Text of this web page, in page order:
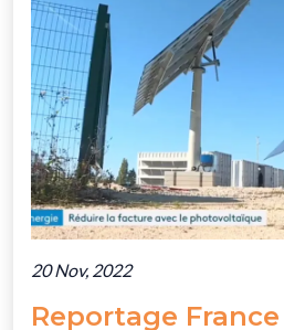
20 Nov, 2022
Reportage